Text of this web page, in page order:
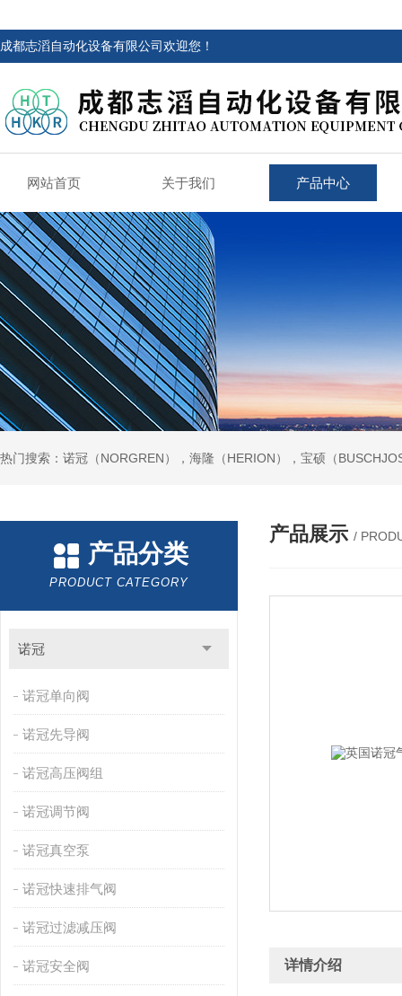
成都志滔自动化设备有限公司欢迎您！
网站首页 关于我们 产品中心
热门搜索：诺冠（NORGREN），海隆（HERION），宝硕（
产品分类
PRODUCT CATEGORY
诺冠
诺冠单向阀
诺冠先导阀
诺冠高压阀组
诺冠调节阀
诺冠真空泵
诺冠快速排气阀
诺冠过滤减压阀
诺冠安全阀
产品展示 /
详情介绍